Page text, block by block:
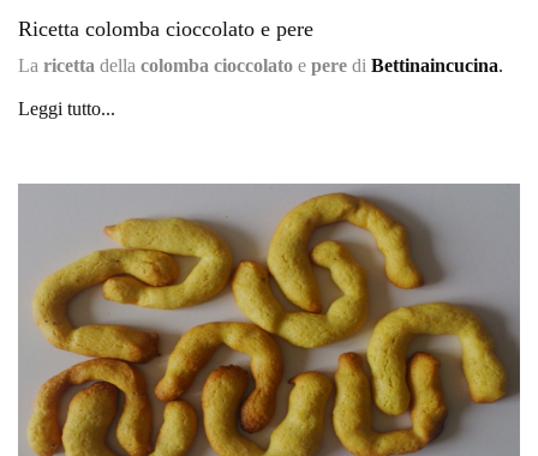
Ricetta colomba cioccolato e pere
La ricetta della colomba cioccolato e pere di Bettinaincucina.
Leggi tutto...